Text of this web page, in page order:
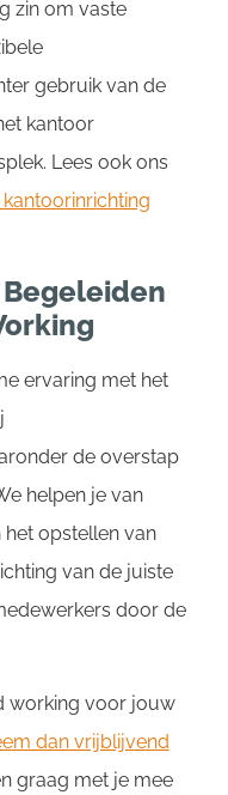
zin om vaste
gebruik van de
kantoor
Lees ook ons
Begeleiden
ervaring met het
de overstap
helpen je van
opstellen van
van de juiste
door de
working voor jouw
dan vrijblijvend
graag met je mee